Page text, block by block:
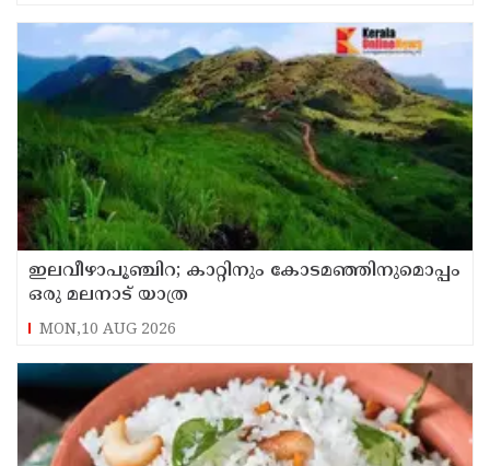
ഇലവീഴാപൂഞ്ചിറ; കാറ്റിനും കോടമഞ്ഞിനുമൊപ്പം
ഒരു മലനാട് യാത്ര
MON,10 AUG 2026